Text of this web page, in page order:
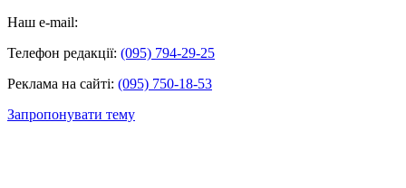
Наш e-mail:
Телефон редакції: (095) 794-29-25
Реклама на сайті: (095) 750-18-53
Запропонувати тему